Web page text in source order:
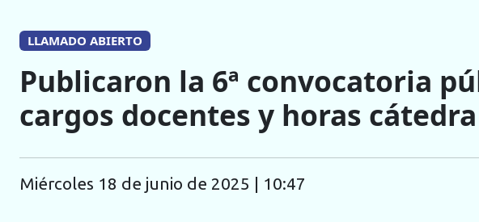
LLAMADO ABIERTO
Publicaron la 6ª convocatoria
cargos docentes y horas cátedra
miércoles 18 de junio de 2025 | 10:47